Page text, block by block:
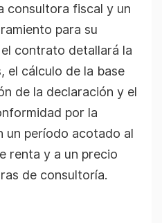
consultora fiscal y un
para su
contrato detallará la
el cálculo de la base
de la declaración y el
por la
un período acotado al
renta y a un precio
de consultoría.